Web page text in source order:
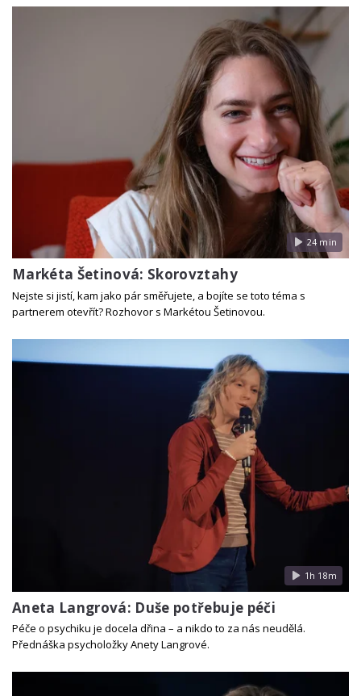
24 min
Markéta Šetinová: Skorovztahy
Nejste si jistí, kam jako pár směřujete, a bojíte se toto téma s
partnerem otevřít? Rozhovor s Markétou Šetinovou.
1h 18m
Aneta Langrová: Duše potřebuje péči
Péče o psychiku je docela dřina – a nikdo to za nás neudělá.
Přednáška psycholožky Anety Langrové.